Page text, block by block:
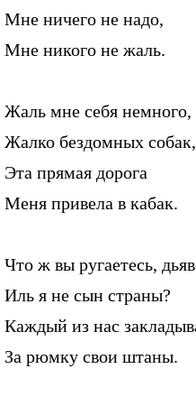
Мне ничего не надо,
Мне никого не жаль.
Жаль мне себя немного,
Жалко бездомных собак,
Эта прямая дорога
Меня привела в кабак.
Что ж вы ругаетесь,
Иль я не сын страны?
Каждый из нас
За рюмку свои штаны.